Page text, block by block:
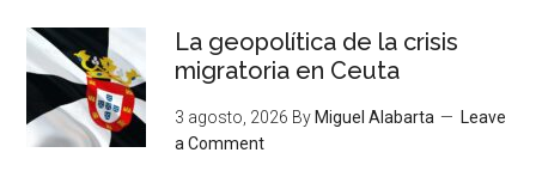
La geopolítica de la crisis
migratoria en Ceuta
3 agosto, 2026 By Miguel Alabarta
Leave
a Comment